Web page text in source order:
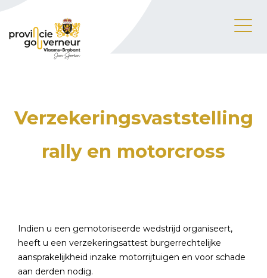
Verzekeringsvaststelling
rally en motorcross
Indien u een gemotoriseerde wedstrijd organiseert,
heeft u een verzekeringsattest burgerrechtelijke
aansprakelijkheid inzake motorrijtuigen en voor schade
aan derden nodig.